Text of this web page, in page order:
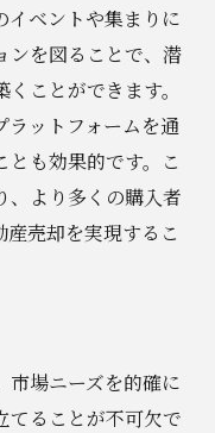
イベントや集まりに
ンを図ることで、潜
ことができます。
ラットフォームを通
とも効果的です。こ
、より多くの購入者
売却を実現するこ
市場ニーズを的確に
てることが不可欠で